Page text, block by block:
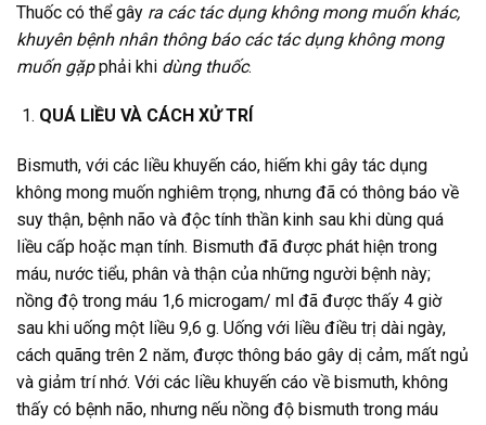
Thuốc có thể gây ra các tác dụng không mong muốn khác,
khuyên bệnh nhân thông báo các tác dụng không mong
muốn gặpphải khi dùng thuốc.
QUÁ LIỀU VÀ CÁCH XỬ TRÍ
Bismuth, với các liều khuyến cáo, hiếm khi gây tác dụng
không mong muốn nghiêm trọng, nhưng đã có thông báo về
suy thận, bệnh não và độc tính thần kinh sau khi dùng quá
liều cấp hoặc mạn tính. Bismuth đã được phát hiện trong
máu, nước tiểu, phân và thận của những người bệnh này;
nồng độ trong máu 1,6 microgam/ ml đã được thấy 4 giờ
sau khi uống một liều 9,6 g. Uống với liều điều trị dài ngày,
cách quãng trên 2 năm, được thông báo gây dị cảm, mất ngủ
và giảm trí nhớ. Với các liều khuyến cáo về bismuth, không
thấy có bệnh não, nhưng nếu nồng độ bismuth trong máu